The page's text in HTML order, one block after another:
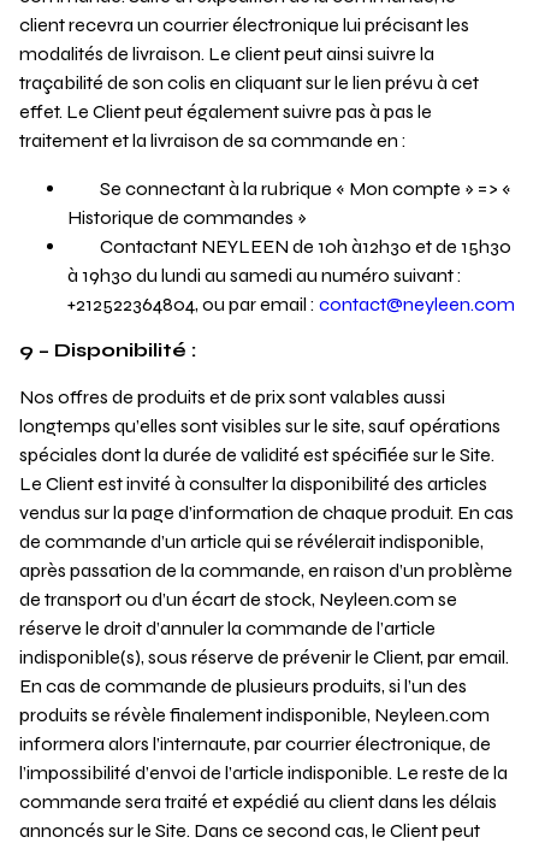
client recevra un courrier électronique lui précisant les
modalités de livraison. Le client peut ainsi suivre la
traçabilité de son colis en cliquant sur le lien prévu à cet
effet. Le Client peut également suivre pas à pas le
traitement et la livraison de sa commande en :
Se connectant à la rubrique « Mon compte » => «
Historique de commandes »
Contactant NEYLEEN de 10h à12h30 et de 15h30
à 19h30 du lundi au samedi au numéro suivant :
+212522364804, ou par email : contact@neyleen.com
9 – Disponibilité :
Nos offres de produits et de prix sont valables aussi
longtemps qu’elles sont visibles sur le site, sauf opérations
spéciales dont la durée de validité est spécifiée sur le Site.
Le Client est invité à consulter la disponibilité des articles
vendus sur la page d’information de chaque produit. En cas
de commande d’un article qui se révélerait indisponible,
après passation de la commande, en raison d’un problème
de transport ou d’un écart de stock, Neyleen.com se
réserve le droit d’annuler la commande de l’article
indisponible(s), sous réserve de prévenir le Client, par email.
En cas de commande de plusieurs produits, si l’un des
produits se révèle finalement indisponible, Neyleen.com
informera alors l’internaute, par courrier électronique, de
l’impossibilité d’envoi de l’article indisponible. Le reste de la
commande sera traité et expédié au client dans les délais
annoncés sur le Site. Dans ce second cas, le Client peut